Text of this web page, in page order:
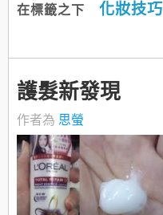
在標籤之下 化妝技巧
護髮新發現
作者為 思螢